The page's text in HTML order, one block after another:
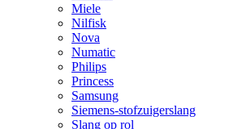
Miele
Nilfisk
Nova
Numatic
Philips
Princess
Samsung
Siemens-stofzuigerslang
Slang op rol